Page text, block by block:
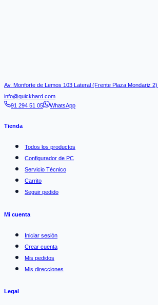
Av. Monforte de Lemos 103 Lateral (Frente Plaza Mondariz
info@quickhard.com
91 294 51 05
WhatsApp
Tienda
Todos los productos
Configurador de PC
Servicio Técnico
Carrito
Seguir pedido
Mi cuenta
Iniciar sesión
Crear cuenta
Mis pedidos
Mis direcciones
Legal